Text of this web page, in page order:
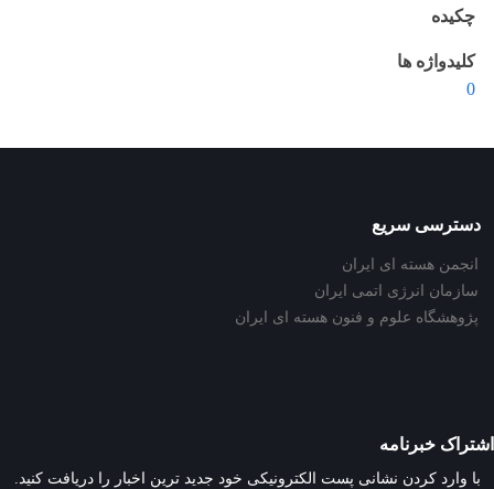
چکیده
کلیدواژه ها
0
دسترسی سریع
انجمن هسته ای ایران
سازمان انرژی اتمی ایران
پژوهشگاه علوم و فنون هسته ای ایران
اشتراک خبرنامه
با وارد کردن نشانی پست الکترونیکی خود جدید ترین اخبار را دریافت کنید.